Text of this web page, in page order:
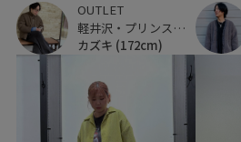
OUTLET
軽井沢・プリンスショッピングプラザ
カズキ (172cm)